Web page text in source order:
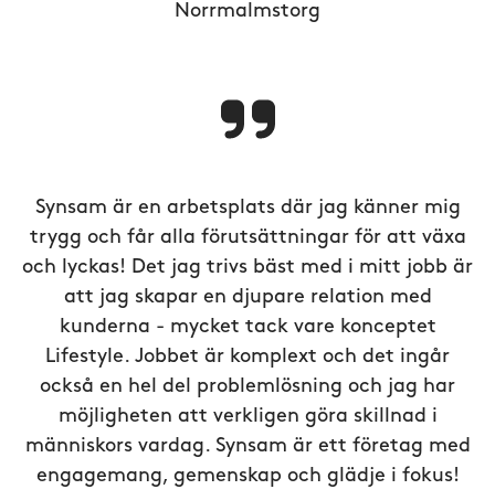
Norrmalmstorg
Synsam är en arbetsplats där jag känner mig
trygg och får alla förutsättningar för att växa
och lyckas! Det jag trivs bäst med i mitt jobb är
att jag skapar en djupare relation med
kunderna - mycket tack vare konceptet
Lifestyle. Jobbet är komplext och det ingår
också en hel del problemlösning och jag har
möjligheten att verkligen göra skillnad i
människors vardag. Synsam är ett företag med
engagemang, gemenskap och glädje i fokus!